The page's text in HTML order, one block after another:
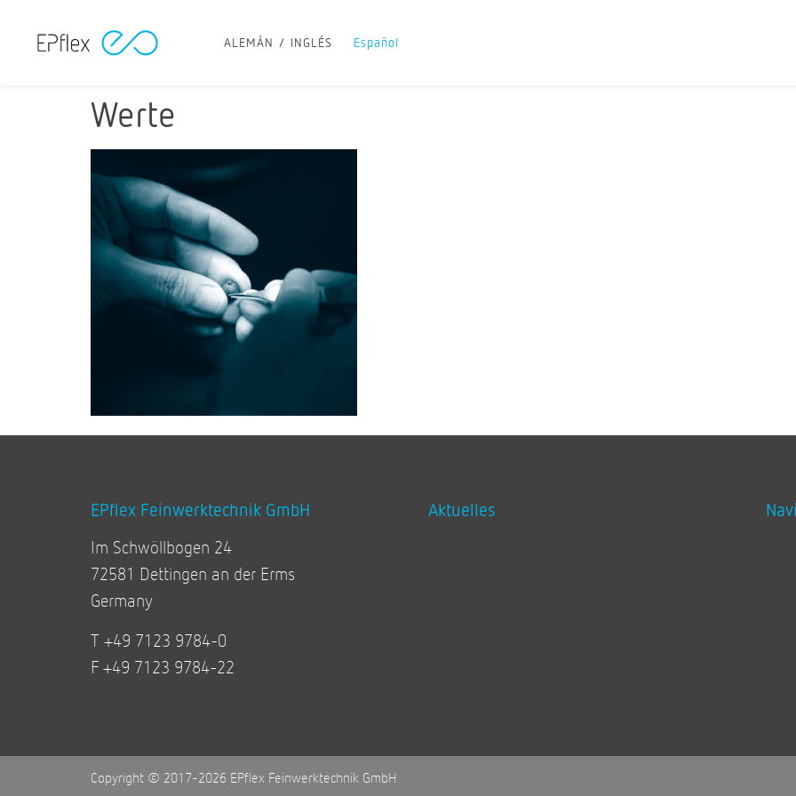
ALEMÁN INGLÉS Español
Werte
EPflex Feinwerktechnik GmbH
Im Schwöllbogen 24
72581 Dettingen an der Erms
Germany
T +49 7123 9784-0
F +49 7123 9784-22
Aktuelles
Copyright © 2017-2026 EPflex Feinwerktechnik GmbH